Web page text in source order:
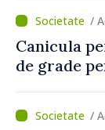
cetățeni au
ambulanța/
Canicula
de grade
/